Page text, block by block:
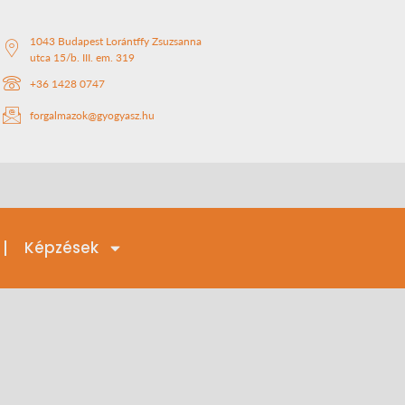
1043 Budapest Lorántffy Zsuzsanna
utca 15/b. III. em. 319
+36 1428 0747
forgalmazok@gyogyasz.hu
Képzések